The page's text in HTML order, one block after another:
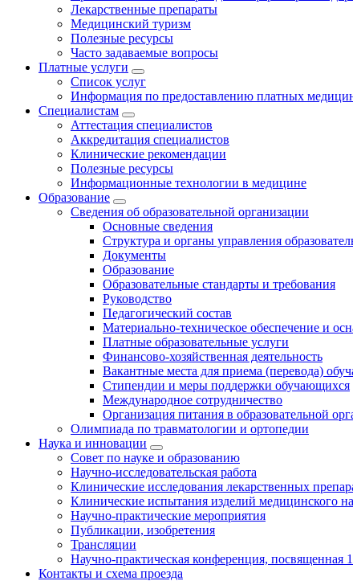
Лекарственные препараты
Медицинский туризм
Полезные ресурсы
Часто задаваемые вопросы
Платные услуги
Список услуг
Информация по предоставлению платных
Специалистам
Аттестация специалистов
Аккредитация специалистов
Клинические рекомендации
Полезные ресурсы
Информационные технологии в медицине
Образование
Сведения об образовательной организации
Основные сведения
Структура и органы управления
Документы
Образование
Образовательные стандарты и требования
Руководство
Педагогический состав
Материально-техническое обеспечение и
Платные образовательные услуги
Финансово-хозяйственная деятельность
Вакантные места для приема (перевода)
Стипендии и меры поддержки обучающихся
Международное сотрудничество
Организация питания в образовательной
Олимпиада по травматологии и ортопедии
Наука и инновации
Совет по науке и образованию
Научно-исследовательская работа
Клинические исследования лекарственных
Клинические испытания изделий медицинского
Научно-практические мероприятия
Публикации, изобретения
Трансляции
Научно-практическая конференция, посвященная
Контакты и схема проезда